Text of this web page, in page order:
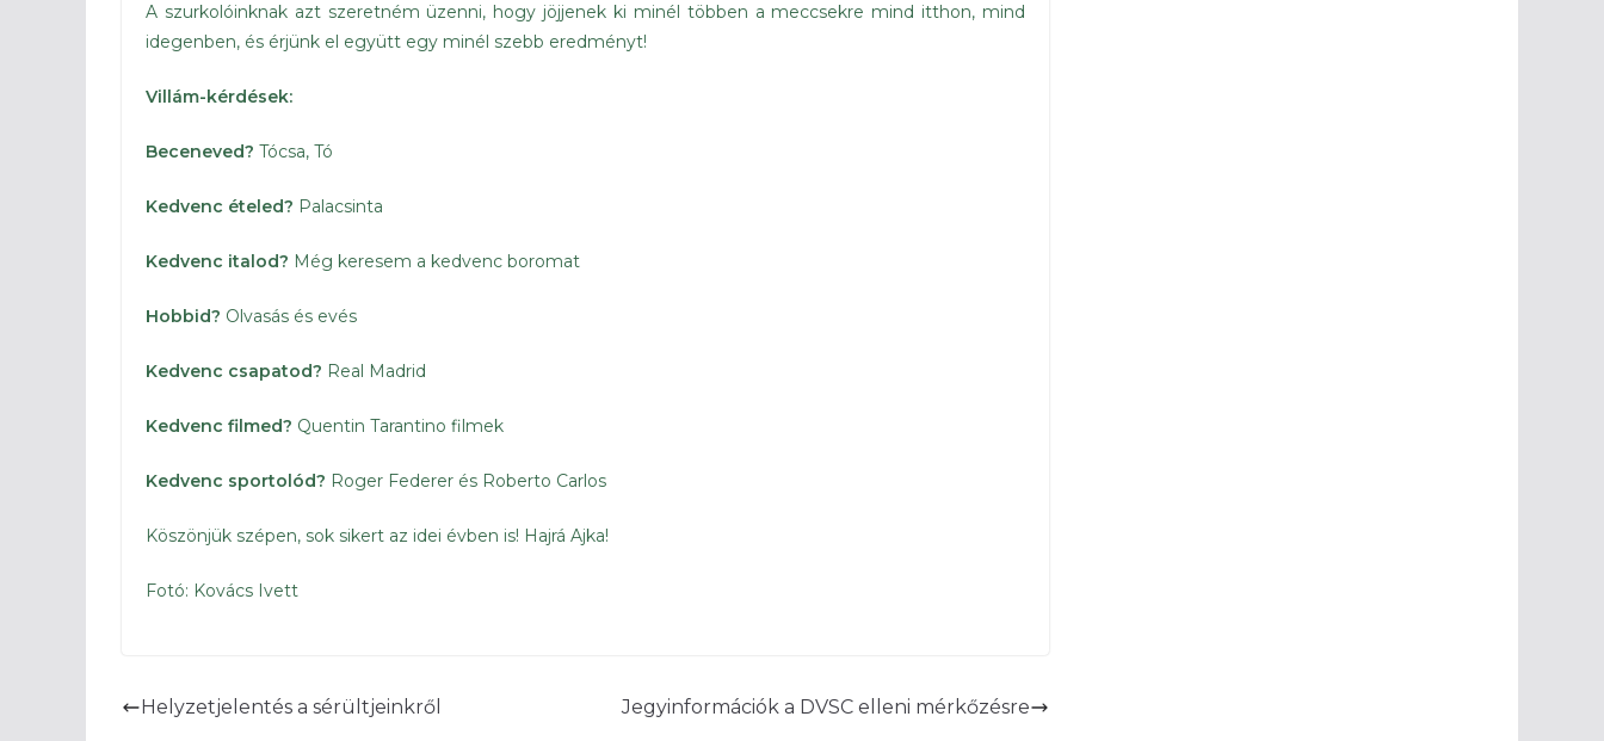
A szurkolóinknak azt szeretném üzenni, hogy jöjjenek ki minél többen a meccsekre mind itthon, mind
idegenben, és érjünk el együtt egy minél szebb eredményt!
Villám-kérdések:
Beceneved? Tócsa, Tó
Kedvenc ételed? Palacsinta
Kedvenc italod? Még keresem a kedvenc boromat
Hobbid? Olvasás és evés
Kedvenc csapatod? Real Madrid
Kedvenc filmed? Quentin Tarantino filmek
Kedvenc sportolód? Roger Federer és Roberto Carlos
Köszönjük szépen, sok sikert az idei évben is! Hajrá Ajka!
Fotó: Kovács Ivett
Helyzetjelentés a sérültjeinkről Jegyinformációk a DVSC elleni mérkőzésre